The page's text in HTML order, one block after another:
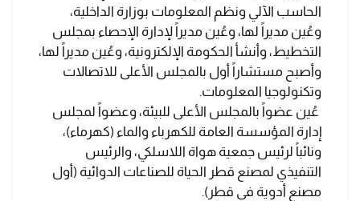
الحاسب الآلي ونظم المعلومات بوزارة الداخلية،
وعُين مديراً لها، وعُين مديراً لإدارة الإحصاء بمجلس
التخطيط، وأنشأ الحكومة الإلكترونية، وعُين مديراً لها،
وأصبح مستشاراً أول بالمجلس الأعلى للاتصالات
وتكنولوجيا المعلومات.
عُين عضواً بالمجلس الأعلى للبيئة، وعضواً لمجلس
إدارة المؤسسة العامة للكهرباء والماء (كهرماء)،
ونائباً لرئيس جمعية هواة اللاسلكي، والرئيس
التنفيذي لمصنع قطر الحياة للصناعات الدوائية (أول
مصنع أدوية في قطر).